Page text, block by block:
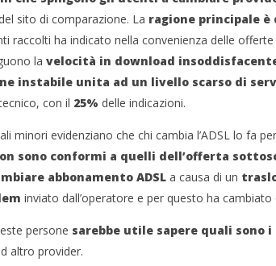
sito di comparazione. La ragione principale
raccolti ha indicato nella convenienza delle
la velocità in download
instabile unita ad un livello scarso di
con il 25% delle indicazioni.
minori evidenziano che chi cambia l’ADSL lo fa
sono conformi a quelli dell’offerta
abbonamento ADSLa causa di un
inviato dall’operatore e per questo ha
persone sarebbe utile sapere quali
altro provider.